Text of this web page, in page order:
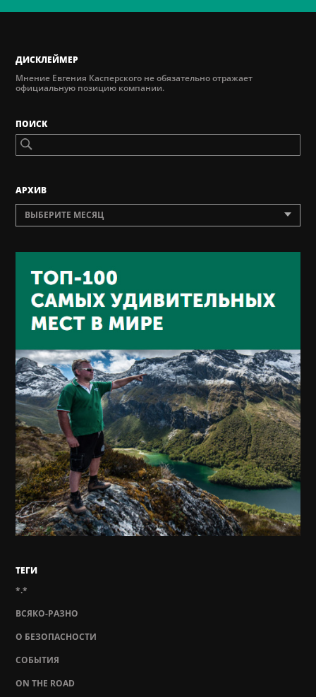
ДИСКЛЕЙМЕР
Мнение Евгения Касперского не обязательно отражает
официальную позицию компании.
ПОИСК
AРХИВ
ВЫБЕРИТЕ МЕСЯЦ
ТЕГИ
*.*
ВСЯКО-РАЗНО
О БЕЗОПАСНОСТИ
СОБЫТИЯ
ON THE ROAD